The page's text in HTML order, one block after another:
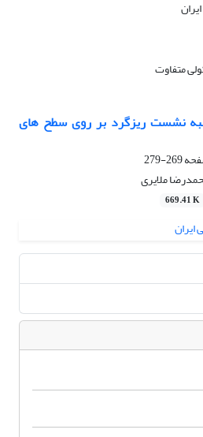
متفاوت
نشست ریزگرد بر روی سطح های
269-279
ملایری
669.41 K